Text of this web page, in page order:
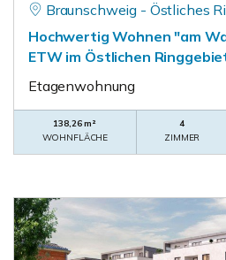
Braunschweig - Östliches
Hochwertig Wohnen "am
ETW im Östlichen
Etagenwohnung
138,26 m²
WOHNFLÄCHE
4
ZIMMER